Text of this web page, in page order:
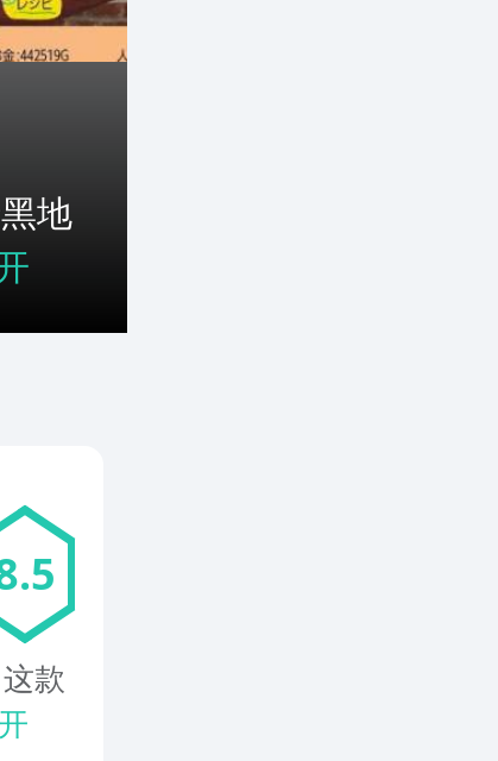
地
款